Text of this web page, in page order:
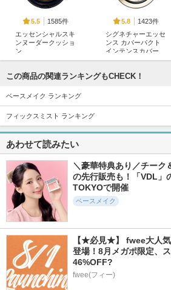
5.5
1585件
エッセンシャルスキ
ンヌーダークッショ
ン
5.8
1423件
シグネチャーエッセ
ンス カバーパクト
インテンスカバー
ェンティズ)
5.6
573件
ブラーカバークッシ
ョン
LUNA
ソフトマットプレス
トパウダー
funnyelves 方里
6.2
513件
Black Perfection Co
ver Fit Cushion
密着カバーファンデ
この商品の関連ランキングもCHECK！
ベースメイク ランキング
フィックスミスト ランキング
あわせて読みたい
＼豪華特典あり／チーク
の先行販売も！「VDL」
TOKYOで開催
ベースメイク
【★必見★】 fwee大人
登場！8月メガポ限定、
46%OFF?
fwee(フィー)